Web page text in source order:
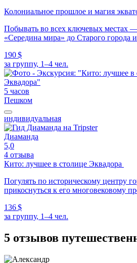
Колониальное прошлое и магия
Побывать во всех ключевых местах
«Середина мира» до Старого города
190 $
за группу, 1–4 чел.
5 часов
Пешком
индивидуальная
Диаманда
5,0
4 отзыва
Кито: лучшее в столице Эквадора
Погулять по историческому центру
прикоснуться к его многовековому
136 $
за группу, 1–4 чел.
5 отзывов